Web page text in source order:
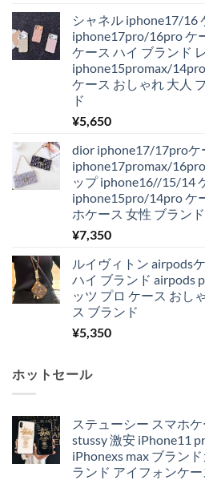
シャネル iphone17/16
iphone17pro/16pro ケ
ケース ハイ ブランド
iphone15promax/
ケース おしゃれ 大人
ド
¥5,650
dior iphone17/17proケ
iphone17promax/
ップ iphone16//15/14
iphone15pro/14pro ケ
ホケース 女性 ブランド
¥7,350
ルイヴィトン airpods
ハイ ブランド airpods
ッツ プロ ケース おし
ス ブランド
¥5,350
ホットセール
ステューシー スマホ
stussy 激安 iPhone11
iPhonexs max ブラン
ランド アイフォンケ